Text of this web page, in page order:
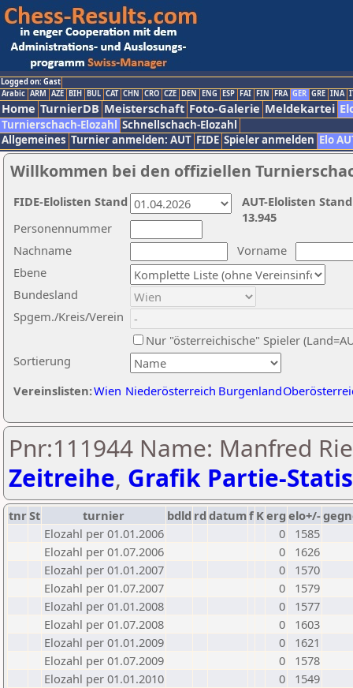
Logged on: Gast
Arabic ARM AZE BIH BUL CAT CHN CRO CZE DEN ENG ESP FAI FIN FRA GER GRE INA
Home TurnierDB Meisterschaft Foto-Galerie Meldekartei
Turnierschach-Elozahl Schnellschach-Elozahl
Allgemeines Turnier anmelden: AUT FIDE Spieler anmelden Elo
Willkommen bei den offiziellen
Nachname
Vorname
Ebene
Sortierung
Personennummer
Bundesland
Spgem./Kreis/Verein
Nur "österreichische" Spieler
Vereinslisten:Wien Niederösterreich Burgenland
AUT-Elolisten
13.945
FIDE-Elolisten Stand
Pnr:111944 Name: Manfred
Zeitreihe, Grafik Partie-
tnrSt turnier bdld rd datumf Kerg elo+/-
Elozahl per 01.01.2006
0
1585
Elozahl per 01.07.2006
0
1626
Elozahl per 01.01.2007
0
1570
Elozahl per 01.07.2007
0
1579
Elozahl per 01.01.2008
0
1577
Elozahl per 01.07.2008
0
1603
Elozahl per 01.01.2009
0
1621
Elozahl per 01.07.2009
0
1578
Elozahl per 01.01.2010
0
1549